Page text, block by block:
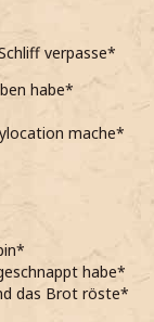
verpasse*
habe*
mache*
habe*
das Brot röste*